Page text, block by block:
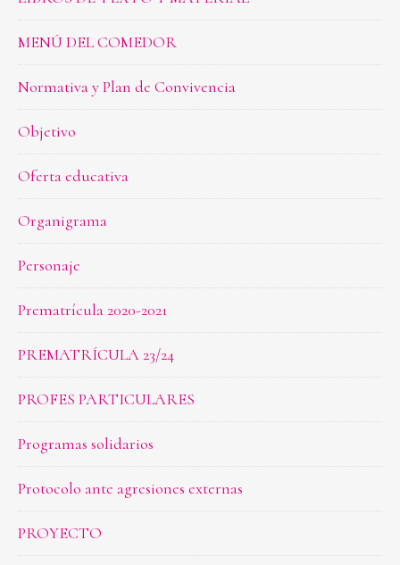
MENÚ DEL COMEDOR
Normativa y Plan de Convivencia
Objetivo
Oferta educativa
Organigrama
Personaje
Prematrícula 2020-2021
PREMATRÍCULA 23/24
PROFES PARTICULARES
Programas solidarios
Protocolo ante agresiones externas
PROYECTO